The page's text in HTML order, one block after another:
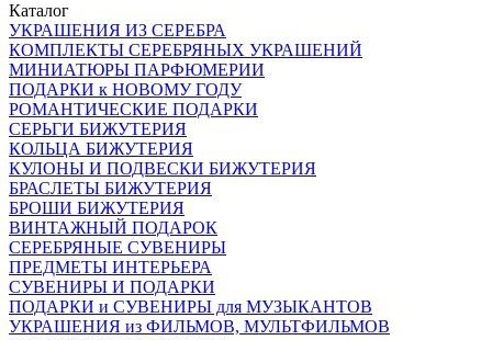
Каталог
УКРАШЕНИЯ ИЗ СЕРЕБРА
КОМПЛЕКТЫ СЕРЕБРЯНЫХ УКРАШЕНИЙ
МИНИАТЮРЫ ПАРФЮМЕРИИ
ПОДАРКИ к НОВОМУ ГОДУ
РОМАНТИЧЕСКИЕ ПОДАРКИ
СЕРЬГИ БИЖУТЕРИЯ
КОЛЬЦА БИЖУТЕРИЯ
КУЛОНЫ И ПОДВЕСКИ БИЖУТЕРИЯ
БРАСЛЕТЫ БИЖУТЕРИЯ
БРОШИ БИЖУТЕРИЯ
ВИНТАЖНЫЙ ПОДАРОК
СЕРЕБРЯНЫЕ СУВЕНИРЫ
ПРЕДМЕТЫ ИНТЕРЬЕРА
СУВЕНИРЫ И ПОДАРКИ
ПОДАРКИ и СУВЕНИРЫ для МУЗЫКАНТОВ
УКРАШЕНИЯ из ФИЛЬМОВ, МУЛЬТФИЛЬМОВ